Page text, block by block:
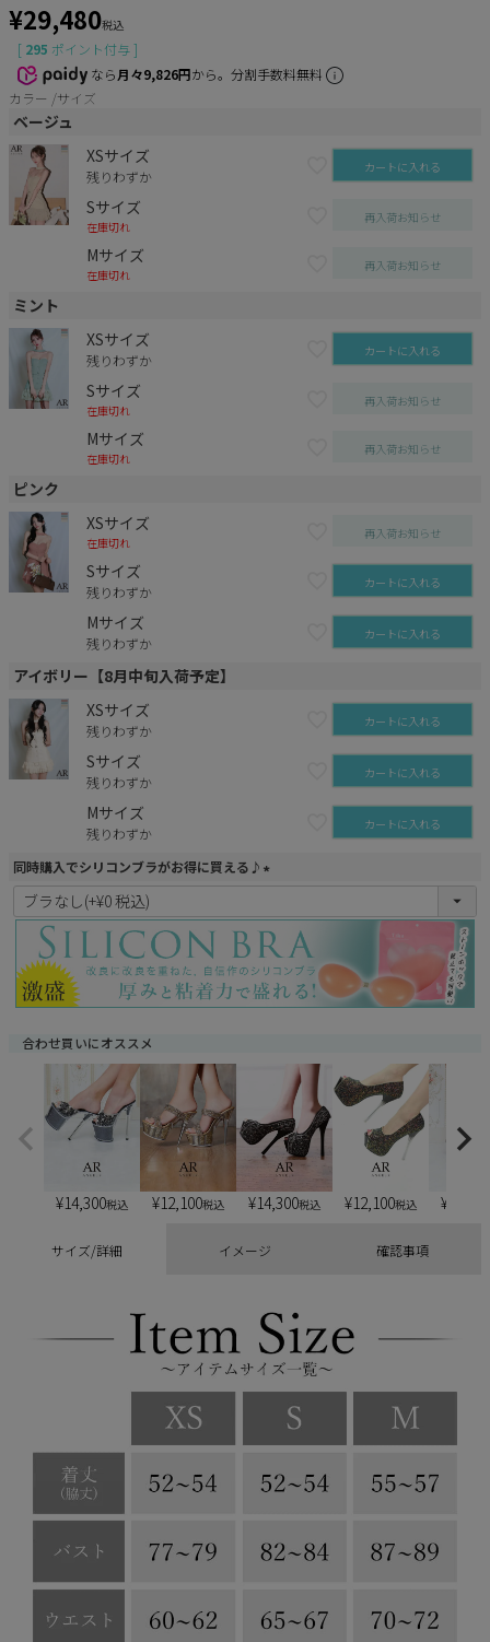
¥29,480税込
[ 295 ポイント付与 ]
なら月々9,826円から。分割手数料無料
カラー
サイズ
ベージュ
XSサイズ
残りわずか カートに入れる
Sサイズ
在庫切れ
再入荷お知らせ
Mサイズ
在庫切れ
再入荷お知らせ
ミント
XSサイズ
残りわずか カートに入れる
Sサイズ
在庫切れ
再入荷お知らせ
Mサイズ
在庫切れ
再入荷お知らせ
ピンク
XSサイズ
在庫切れ
再入荷お知らせ
Sサイズ
残りわずか カートに入れる
Mサイズ
残りわずか カートに入れる
アイボリー【8月中旬入荷予定】
XSサイズ
残りわずか カートに入れる
Sサイズ
残りわずか カートに入れる
Mサイズ
残りわずか カートに入れる
同時購入でシリコンブラがお得に買える♪
(
須
)
合わせ買いにオススメ
¥14,300税込 ¥12,100税込 ¥14,300税込 ¥12,100税込 ¥
サイズ/詳細 イメージ 確認事項